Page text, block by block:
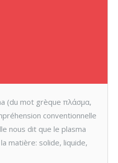
(du mot grèque πλάσμα,
conventionnelle
nous dit que le plasma
matière: solide, liquide,